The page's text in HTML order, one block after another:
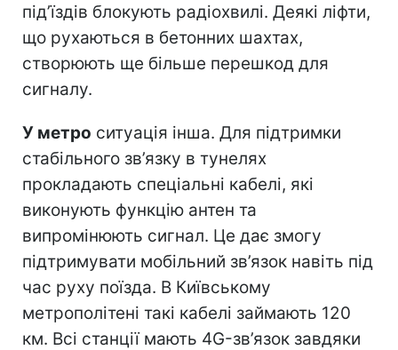
під’їздів блокують радіохвилі. Деякі ліфти,
що рухаються в бетонних шахтах,
створюють ще більше перешкод для
сигналу.
У метро ситуація інша. Для підтримки
стабільного зв’язку в тунелях
прокладають спеціальні кабелі, які
виконують функцію антен та
випромінюють сигнал. Це дає змогу
підтримувати мобільний зв’язок навіть під
час руху поїзда. В Київському
метрополітені такі кабелі займають 120
км. Всі станції мають 4G-зв’язок завдяки